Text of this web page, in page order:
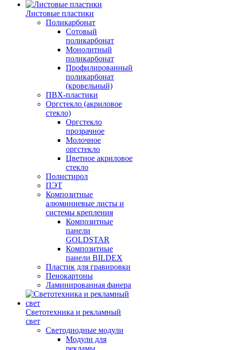
Листовые пластики
Поликарбонат
Сотовый
поликарбонат
Монолитный
поликарбонат
Профилированный
поликарбонат
(кровельный)
ПВХ-пластики
Оргстекло (акриловое
стекло)
Оргстекло
прозрачное
Молочное
оргстекло
Цветное акриловое
стекло
Полистирол
ПЭТ
Композитные
алюминиевые листы и
системы крепления
Композитные
панели
GOLDSTAR
Композитные
панели BILDEX
Пластик для гравировки
Пенокартоны
Ламинированная фанера
Светотехника и рекламный
свет
Светодиодные модули
Модули для
рекламы